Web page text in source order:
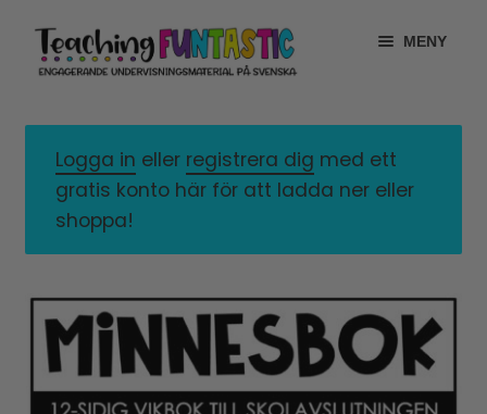
Hoppa
till
navigering
Gå
till
innehåll
MENY
MITT KONTO
GRATISMATERIAL
LICENSER
EXPANDERA
UNDERMENY
TYPSNITT
Logga in eller registrera dig med ett
gratis konto här för att ladda ner eller
shoppa!